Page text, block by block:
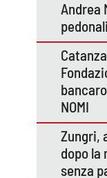
Andrea
pedonali
NOMI
Zungri,
dopo la
senza